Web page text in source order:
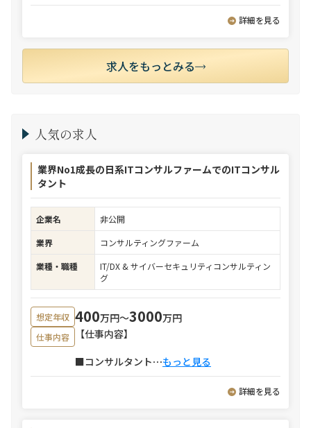
詳細を見る
求人をもっとみる
人気の求人
業界No1成長の日系ITコンサルファームでのITコンサル
タント
企業名
非公開
業界
コンサルティングファーム
業種・職種
IT/DX & サイバーセキュリティコンサルティン
グ
想定年収 400万円〜3000万円
仕事内容
【仕事内容】
■コンサルタント⋯もっと見る
詳細を見る